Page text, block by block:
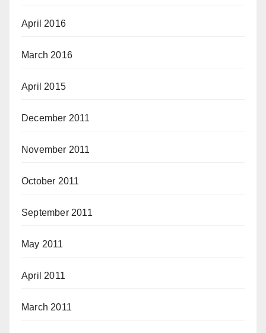
April 2016
March 2016
April 2015
December 2011
November 2011
October 2011
September 2011
May 2011
April 2011
March 2011